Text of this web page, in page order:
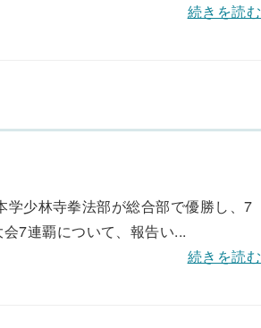
続きを読む
少林寺拳法部が総合部で優勝し、7
7連覇について、報告い...
続きを読む